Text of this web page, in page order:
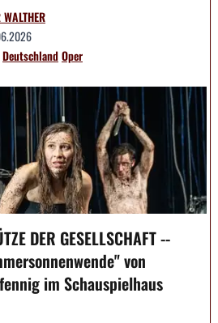
DeutschlandOper
DER GESELLSCHAFT --
von
im Schauspielhaus